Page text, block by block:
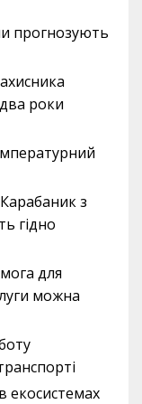
прогнозують
роки
з
гідно
для
можна
екосистемах